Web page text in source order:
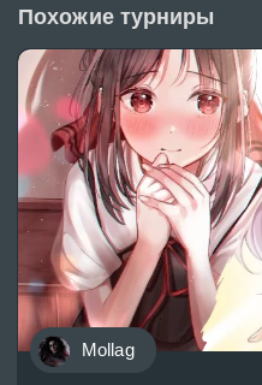
Похожие турниры
Mollag